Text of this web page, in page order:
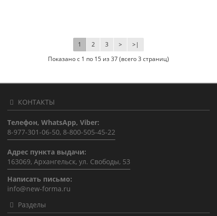
1 2 3 > >|
Показано с 1 по 15 из 37 (всего 3 страниц)
КОНТАКТЫ
Телефон, WhatsApp, Viber:
8-977-301-06-50, 8-800-505-45-22
Адрес пункта выдачи:
163069, Архангельск, ул. Свободы, 53
Написать письмо:
info@new-forma.ru
Разделы